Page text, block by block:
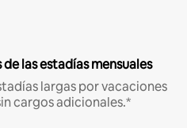
las estadías mensuales
largas por vacaciones
cargos adicionales.*